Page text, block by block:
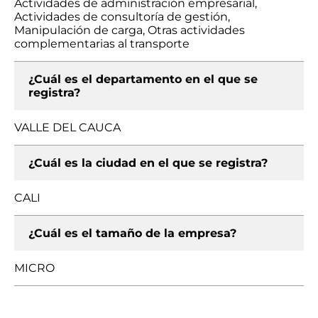
Actividades de administración empresarial,
Actividades de consultoría de gestión,
Manipulación de carga, Otras actividades
complementarias al transporte
¿Cuál es el departamento en el que se
registra?
VALLE DEL CAUCA
¿Cuál es la ciudad en el que se registra?
CALI
¿Cuál es el tamaño de la empresa?
MICRO